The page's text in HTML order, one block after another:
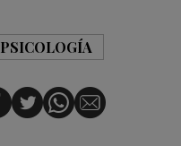
PSICOLOGÍA